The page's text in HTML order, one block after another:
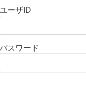
ユーザID
パスワード